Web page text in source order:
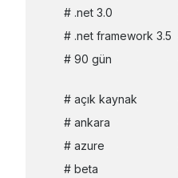
.net 3.0
.net framework 3.5
90 gün
açık kaynak
ankara
azure
beta